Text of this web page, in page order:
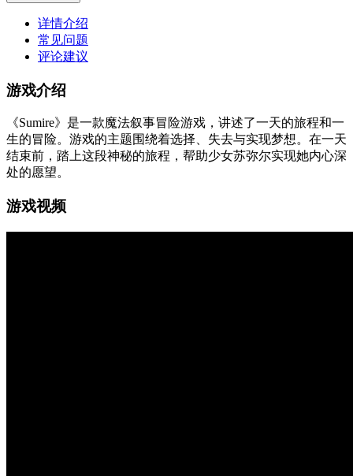
详情介绍
常见问题
评论建议
游戏介绍
《Sumire》是一款魔法叙事冒险游戏，讲述了一天的旅程和一
生的冒险。游戏的主题围绕着选择、失去与实现梦想。在一天
结束前，踏上这段神秘的旅程，帮助少女苏弥尔实现她内心深
处的愿望。
游戏视频